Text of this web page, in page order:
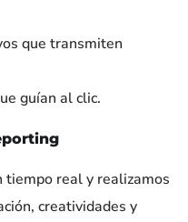
que transmiten
guían al clic.
tiempo real y realizamos
creatividades y